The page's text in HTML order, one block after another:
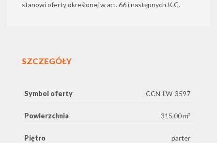
stanowi oferty określonej w art. 66 i następnych K.C.
SZCZEGÓŁY
Symbol oferty CCN-LW-3597
Powierzchnia 315,00 m²
Piętro parter